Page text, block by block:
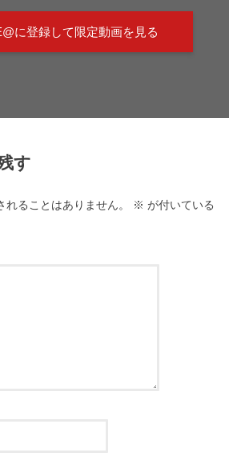
に登録して限定動画を見る
す
れることはありません。 ※ が付いている